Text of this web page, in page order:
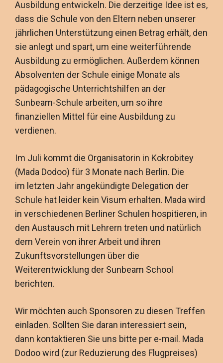
Ausbildung entwickeln. Die derzeitige Idee ist es,
dass die Schule von den Eltern neben unserer
jährlichen Unterstützung einen Betrag erhält, den
sie anlegt und spart, um eine weiterführende
Ausbildung zu ermöglichen. Außerdem können
Absolventen der Schule einige Monate als
pädagogische Unterrichtshilfen an der
Sunbeam-Schule arbeiten, um so ihre
finanziellen Mittel für eine Ausbildung zu
verdienen.
Im Juli kommt die Organisatorin in Kokrobitey
(Mada Dodoo) für 3 Monate nach Berlin. Die
im letzten Jahr angekündigte Delegation der
Schule hat leider kein Visum erhalten. Mada wird
in verschiedenen Berliner Schulen hospitieren, in
den Austausch mit Lehrern treten und natürlich
dem Verein von ihrer Arbeit und ihren
Zukunftsvorstellungen über die
Weiterentwicklung der Sunbeam School
berichten.
Wir möchten auch Sponsoren zu diesen Treffen
einladen. Sollten Sie daran interessiert sein,
dann kontaktieren Sie uns bitte per e-mail. Mada
Dodoo wird (zur Reduzierung des Flugpreises)